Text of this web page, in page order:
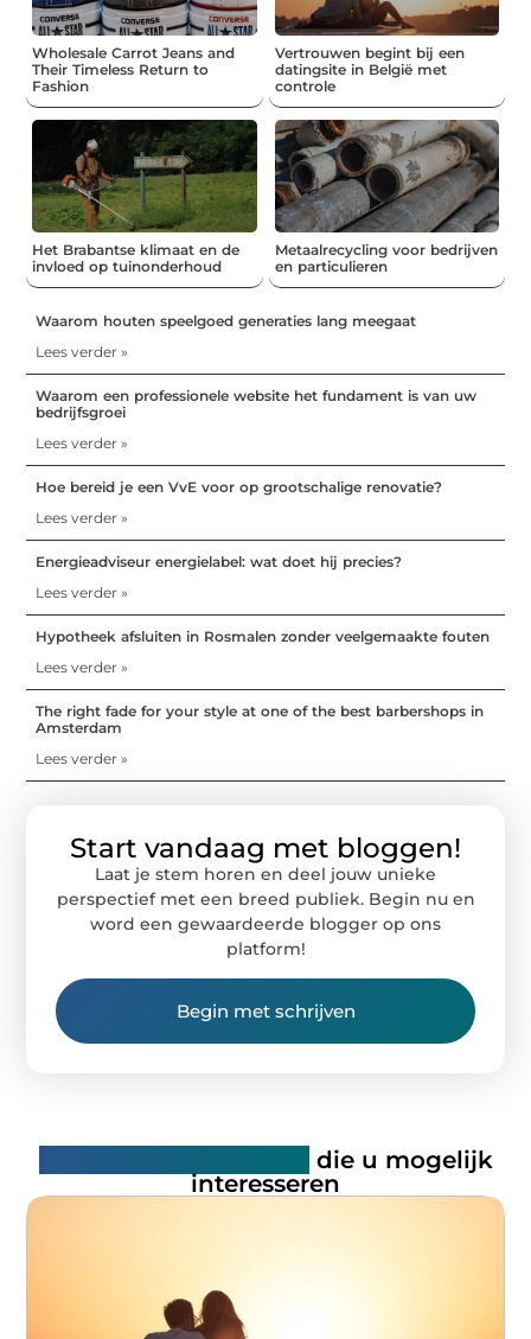
Wholesale Carrot Jeans and
Their Timeless Return to
Fashion
Vertrouwen begint bij een
datingsite in België met
controle
Het Brabantse klimaat en de
invloed op tuinonderhoud
Metaalrecycling voor bedrijven
en particulieren
Waarom houten speelgoed generaties lang meegaat
Lees verder »
Waarom een professionele website het fundament is van uw
bedrijfsgroei
Lees verder »
Hoe bereid je een VvE voor op grootschalige renovatie?
Lees verder »
Energieadviseur energielabel: wat doet hij precies?
Lees verder »
Hypotheek afsluiten in Rosmalen zonder veelgemaakte fouten
Lees verder »
The right fade for your style at one of the best barbershops in
Amsterdam
Lees verder »
Start vandaag met bloggen!
Laat je stem horen en deel jouw unieke
perspectief met een breed publiek. Begin nu en
word een gewaardeerde blogger op ons
platform!
Begin met schrijven
die u mogelijk
interesseren